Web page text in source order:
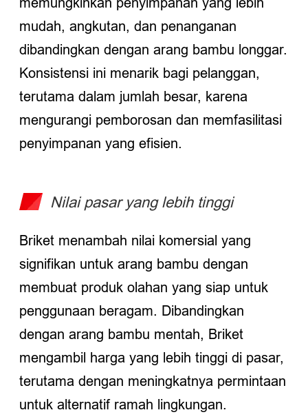
mudah, angkutan, dan penanganan
dibandingkan dengan arang bambu longgar.
Konsistensi ini menarik bagi pelanggan,
terutama dalam jumlah besar, karena
mengurangi pemborosan dan memfasilitasi
penyimpanan yang efisien.
Nilai pasar yang lebih tinggi
Briket menambah nilai komersial yang
signifikan untuk arang bambu dengan
membuat produk olahan yang siap untuk
penggunaan beragam. Dibandingkan
dengan arang bambu mentah, Briket
mengambil harga yang lebih tinggi di pasar,
terutama dengan meningkatnya permintaan
untuk alternatif ramah lingkungan.